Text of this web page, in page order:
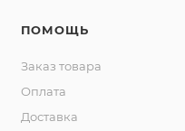
ПОМОЩЬ
Заказ товара
Оплата
Доставка